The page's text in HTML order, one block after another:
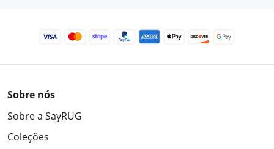
Sobre nós
Sobre a SayRUG
Coleções